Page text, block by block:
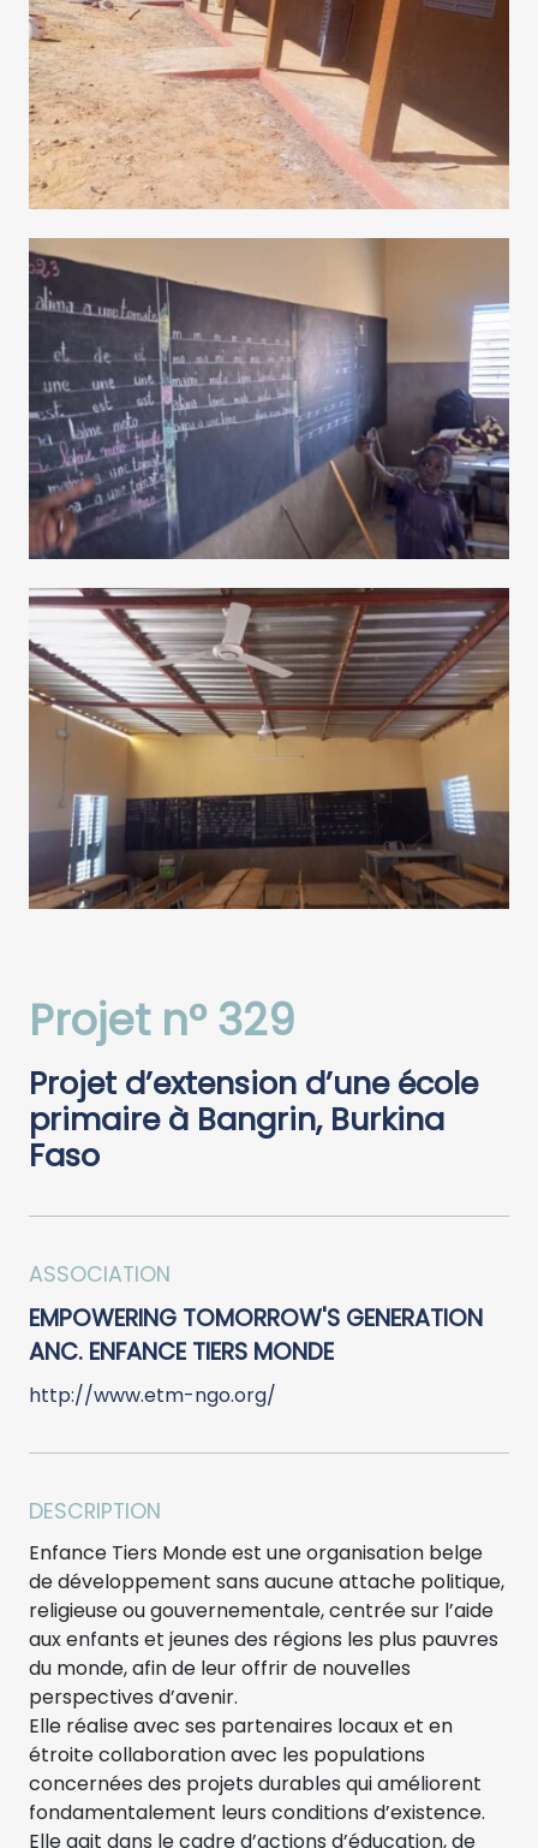
Projet n° 329
Projet d’extension d’une école
primaire à Bangrin, Burkina
Faso
ASSOCIATION
EMPOWERING TOMORROW'S GENERATION
ANC. ENFANCE TIERS MONDE
http://www.etm-ngo.org/
DESCRIPTION
Enfance Tiers Monde est une organisation belge
de développement sans aucune attache politique,
religieuse ou gouvernementale, centrée sur l’aide
aux enfants et jeunes des régions les plus pauvres
du monde, afin de leur offrir de nouvelles
perspectives d’avenir.
Elle réalise avec ses partenaires locaux et en
étroite collaboration avec les populations
concernées des projets durables qui améliorent
fondamentalement leurs conditions d’existence.
Elle agit dans le cadre d’actions d’éducation, de